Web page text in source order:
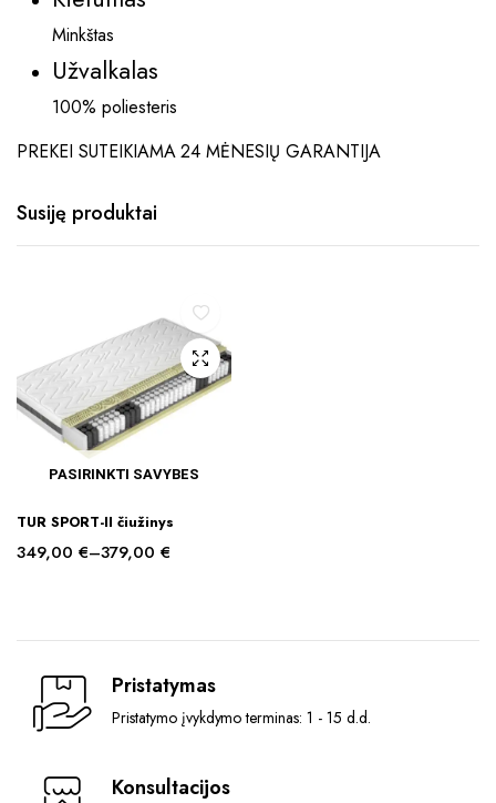
Minkštas
Užvalkalas
100% poliesteris
PREKEI SUTEIKIAMA 24 MĖNESIŲ GARANTIJA
Susiję produktai
PASIRINKTI SAVYBES
product
has
The
be
TUR SPORT-II čiužinys
349,00 €–379,00 €
through
379,00 €
Pristatymas
Pristatymo įvykdymo terminas: 1 - 15 d.d.
Konsultacijos